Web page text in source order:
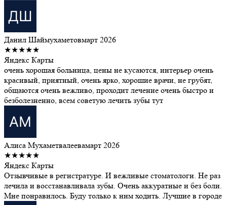
Данил Шаймухаметовмарт 2026
★★★★★
Яндекс Карты
очень хорошая больница, цены не кусаются, интерьер очень
красивый, приятный, очень ярко, хорошие врачи, не грубят,
общаются очень вежливо, проходит лечение очень быстро и
безболезненно, всем советую лечить зубы тут
Алиса Мухаметвалеевамарт 2026
★★★★★
Яндекс Карты
Отзывчивые в регистратуре. И вежливые стоматологи. Не раз
лечила и восстанавливала зубы. Очень аккуратные и без боли.
Мне понравилось. Буду только к ним ходить. Лучшие в городе